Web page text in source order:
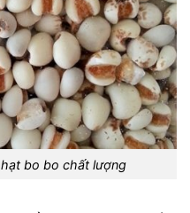
bo bo chất lượng